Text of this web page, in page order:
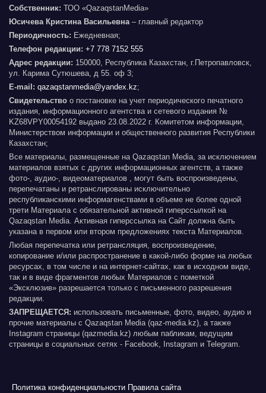
Собственник: ТОО «QazaqstanMedia»
Юсичева Кристина Васильевна– главный редактор
Периодичность: Ежедневная;
Телефон редакции: +7 778 7152 555
Адрес редакции: 150000, Республика Казахстан, г.Петропавловск,
ул. Карима Сутюшева, д 55. оф 3;
E-mail: qazaqstanmedia@yandex.kz;
Свидетельство о постановке на учет периодического печатного
издания, информационного агентства и сетевого издания №
KZ68VPY00054192 выдано 23.08.2022 г. Комитетом информации,
Министерством информации и общественного развития Республики
Казахстан;
Все материалы, размещенные на Qazaqstan Media, за исключением
материалов взятых с других информационных агентств, а также
фото-, аудио-, видеоматериалов , могут быть воспроизведены,
перепечатаны и ретранслированы исключительно
республиканскими информагенствами в объеме не более одной
трети Материала с обязательной активной гиперссылкой на
Qazaqstan Media. Активная гиперссылка на Сайт должна быть
указана в первом или втором предложениях текста Материалов.
Любая перепечатка или ретрансляция, воспроизведение,
копирование и/или распространение в какой-либо форме на любых
ресурсах, в том числе и на интернет-сайтах, как в исходном виде,
так и в виде фрагментов любых Материалов с пометкой
«Эксклюзив» разрешается только с письменного разрешения
редакции.
ЗАПРЕЩАЕТСЯ: использовать письменные, фото, видео, аудио и
прочие материалы с Qazaqstan Media (qaz-media.kz), а также
Instagram страницы (qazmedia.kz) любым пабликам, ведущим
страницы в социальных сетях - Facebook, Instagram и Telegram.
Политика конфиденциальности Правила сайта